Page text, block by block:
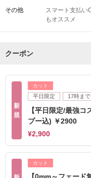
その他 スマート支払い
もオススメ
クーポン
新
規
カット
平日限定 17時まで
【平日限定/最強
プー込) ￥2900
¥2,900
カット